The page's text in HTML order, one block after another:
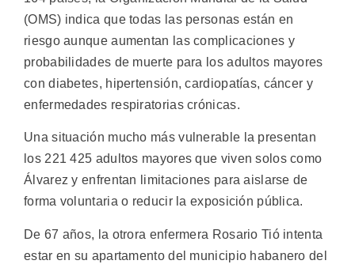
(OMS) indica que todas las personas están en
riesgo aunque aumentan las complicaciones y
probabilidades de muerte para los adultos mayores
con diabetes, hipertensión, cardiopatías, cáncer y
enfermedades respiratorias crónicas.
Una situación mucho más vulnerable la presentan
los 221 425 adultos mayores que viven solos como
Álvarez y enfrentan limitaciones para aislarse de
forma voluntaria o reducir la exposición pública.
De 67 años, la otrora enfermera Rosario Tió intenta
estar en su apartamento del municipio habanero del